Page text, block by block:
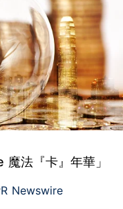
法『卡』年華」
Newswire